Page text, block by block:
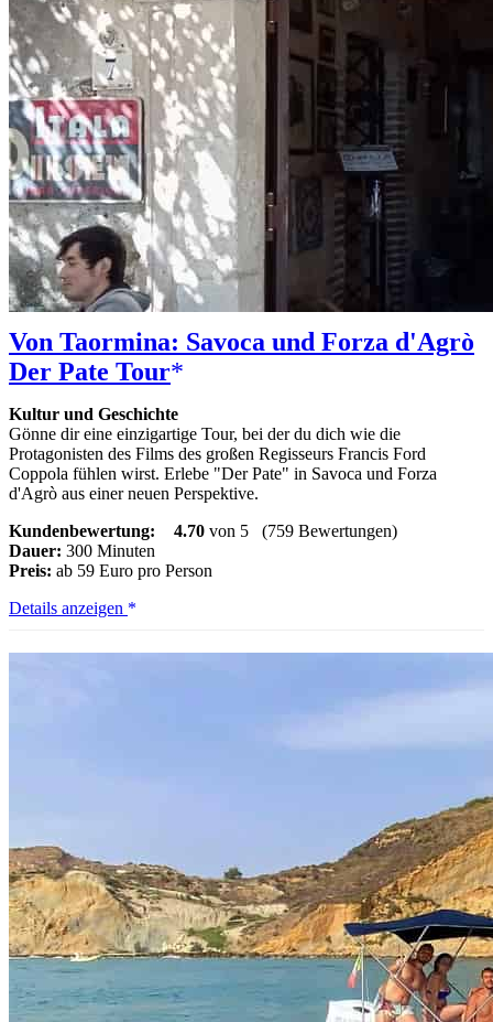
Von Taormina: Savoca und Forza d'Agrò
Der Pate Tour
Kultur und Geschichte
Gönne dir eine einzigartige Tour, bei der du dich wie die
Protagonisten des Films des großen Regisseurs Francis Ford
Coppola fühlen wirst. Erlebe "Der Pate" in Savoca und Forza
d'Agrò aus einer neuen Perspektive.
Kundenbewertung:
4.70 von 5 (759 Bewertungen)
Dauer: 300 Minuten
Preis: ab 59 Euro pro Person
Von
Details anzeigen